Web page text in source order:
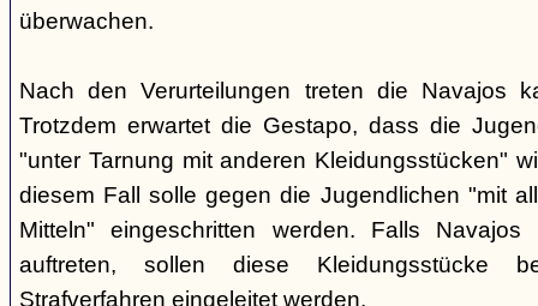
überwachen.
Nach den Verurteilungen treten die Navajos
Trotzdem erwartet die Gestapo, dass die
"unter Tarnung mit anderen Kleidungsstücken"
diesem Fall solle gegen die Jugendlichen "mit
Mitteln" eingeschritten werden. Falls Navajos
auftreten, sollen diese Kleidungsstücke
Strafverfahren eingeleitet werden.